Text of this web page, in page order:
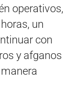
operativos,
un
con
y afganos